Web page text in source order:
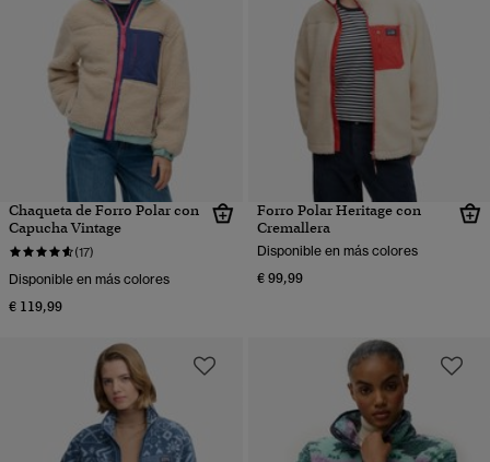
Chaqueta de Forro Polar con
Capucha Vintage
(17)
Disponible en más colores
€ 119,99
Forro Polar Heritage con
Cremallera
Disponible en más colores
€ 99,99